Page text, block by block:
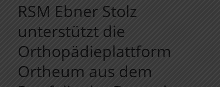
RSM Ebner Stolz
unterstützt die
Orthopädieplattform
Ortheum aus dem